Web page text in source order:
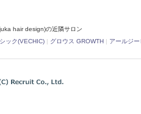
hair design)の近隣サロン
ック(VECHIC) | グロウス GROWTH | アールジ